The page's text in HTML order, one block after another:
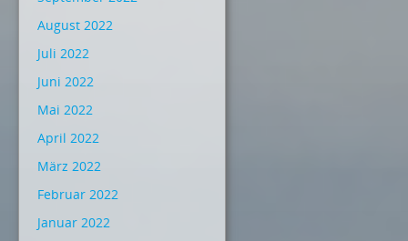
August 2022
Juli 2022
Juni 2022
Mai 2022
April 2022
März 2022
Februar 2022
Januar 2022